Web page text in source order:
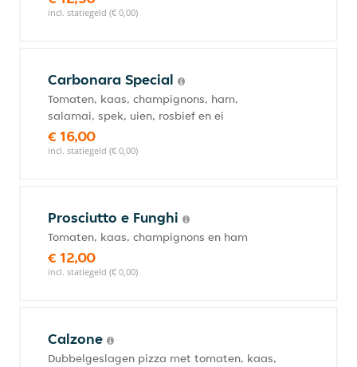
incl. statiegeld (€ 0,00)
Carbonara Special
Tomaten, kaas, champignons, ham,
salamai, spek, uien, rosbief en ei
€ 16,00
incl. statiegeld (€ 0,00)
Prosciutto e Funghi
Tomaten, kaas, champignons en ham
€ 12,00
incl. statiegeld (€ 0,00)
Calzone
Dubbelgeslagen pizza met tomaten, kaas,